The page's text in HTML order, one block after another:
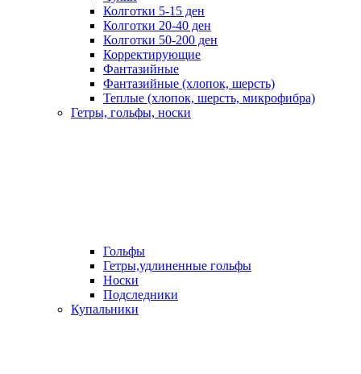
Колготки 5-15 ден
Колготки 20-40 ден
Колготки 50-200 ден
Корректирующие
Фантазийные
Фантазийные (хлопок, шерсть)
Теплые (хлопок, шерсть, микрофибра)
Гетры, гольфы, носки
Гольфы
Гетры,удлиненные гольфы
Носки
Подследники
Купальники